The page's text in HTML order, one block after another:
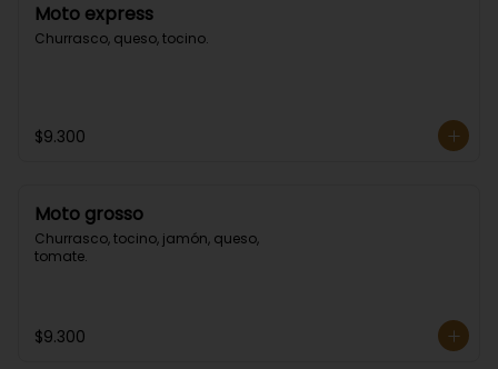
Moto express
Churrasco, queso, tocino.
$9.300
Moto grosso
Churrasco, tocino, jamón, queso,
tomate.
$9.300